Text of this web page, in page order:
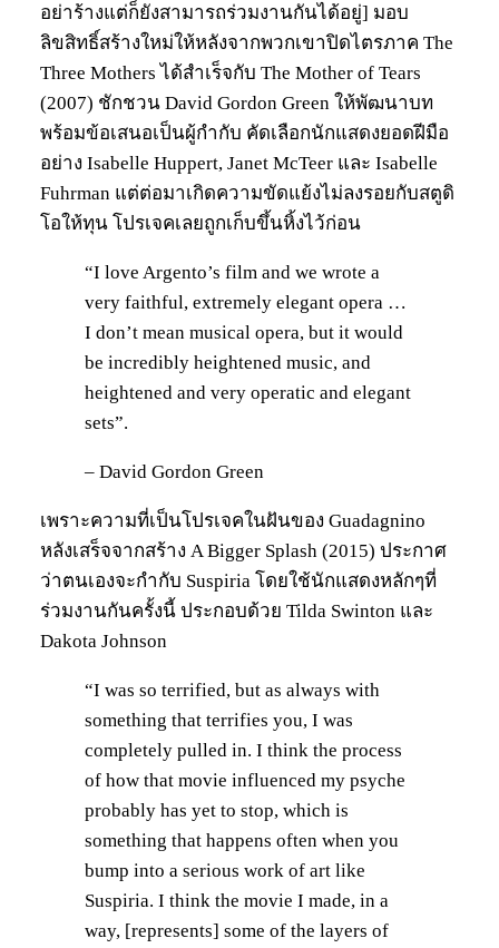
อย่าร้างแต่ก็ยังสามารถร่วมงานกันได้อยู่] มอบ
ลิขสิทธิ์สร้างใหม่ให้หลังจากพวกเขาปิดไตรภาค The
Three Mothers ได้สำเร็จกับ The Mother of Tears
(2007) ชักชวน David Gordon Green ให้พัฒนาบท
พร้อมข้อเสนอเป็นผู้กำกับ คัดเลือกนักแสดงยอดฝีมือ
อย่าง Isabelle Huppert, Janet McTeer และ Isabelle
Fuhrman แต่ต่อมาเกิดความขัดแย้งไม่ลงรอยกับสตูดิ
โอให้ทุน โปรเจคเลยถูกเก็บขึ้นหิ้งไว้ก่อน
“I love Argento’s film and we wrote a
very faithful, extremely elegant opera …
I don’t mean musical opera, but it would
be incredibly heightened music, and
heightened and very operatic and elegant
sets”.
– David Gordon Green
เพราะความที่เป็นโปรเจคในฝันของ Guadagnino
หลังเสร็จจากสร้าง A Bigger Splash (2015) ประกาศ
ว่าตนเองจะกำกับ Suspiria โดยใช้นักแสดงหลักๆที่
ร่วมงานกันครั้งนี้ ประกอบด้วย Tilda Swinton และ
Dakota Johnson
“I was so terrified, but as always with
something that terrifies you, I was
completely pulled in. I think the process
of how that movie influenced my psyche
probably has yet to stop, which is
something that happens often when you
bump into a serious work of art like
Suspiria. I think the movie I made, in a
way, [represents] some of the layers of